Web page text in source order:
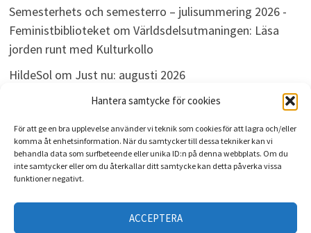
Hantera samtycke för cookies
För att ge en bra upplevelse använder vi teknik som cookies för att lagra och/eller
komma åt enhetsinformation. När du samtycker till dessa tekniker kan vi
behandla data som surfbeteende eller unika ID:n på denna webbplats. Om du
inte samtycker eller om du återkallar ditt samtycke kan detta påverka vissa
funktioner negativt.
ACCEPTERA
Semesterhets och semesterro – julisummering 2026 -
Feministbiblioteketom Världsdelsutmaningen: Läsa
jorden runt med Kulturkollo
HildeSolom Just nu: augusti 2026
omJust nu: augusti 2026
ARKIV